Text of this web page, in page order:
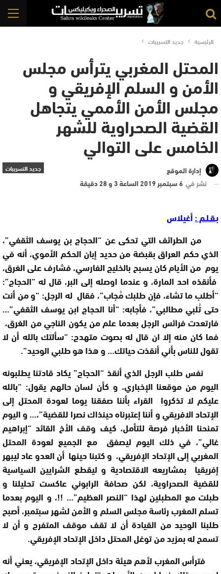
الرئيسية جديد التسريبات
المحتل المغربي يترأس مجلس
الأمن و السلم الإفريقي و
مجلس الأمن الأممي يتجاهل
القضية الصحراوية للشهر
الخامس على التوالي
جديد التسريبات
إدارة الموقع
نشر في 6 سبتمبر 2019 الساعة 3 و 28 دقيقة
بـقـلـم :أغيلاس
من الطرائف التي تحكى عن “الحجاج بن يوسف الثقفي”،
الذي حكم العراق بقبضة من حديد إبان الحكم الأموي، أنه في
يوم من الأيام كان يسبح بالخليج الفارسي، فشارف على الغرق،
فأنقذه احد المارة، و عندما اوصله إلى البر، قال له “الحجاج”:
“أطلب ما تشاء، فإن طلبك مُجاب”، فقال له الرجل: “و من أنت
حتى تُلبي مطالبي”، فأجابه: “أنا الحجاج ابن يوسف الثقفي”…
فارتعدت فرائس الرجل بعدما علم من يكون الناجي من الغرق،
فما كان منه إلا ان قال له بصوت متهدج: “سألتك بالله أن لا
تقول للناس بأني أنقذت حياتك… و هذا هو طلبي الوحيد”.
نفس طلب الرجل الذي أنقذ “الحجاج” يكاد قادتنا يطلبونه
اليوم من موقعنا الإخباري، و كأن لسان حالهم يقول: “بالله
عليكم لا تذكروا القراء بأننا صفقنا يوما لعودة المحتل إلى
الإتحاد الافريقي و أننا إعتبرناه حينذاك نصرا للقضية”،… و اليوم
تمنحنا الأخبار فرصة للتأمل، كيف وقف الأخ القائد “إبراهيم
غالي”، في ذلك اليوم ليصفق مع الجميع لعودة المحتل
المغربي إلى الإتحاد الإفريقي، و كتبنا حينها أن العدو عاد ليبهر
إفريقيا بمشاريعه الاقتصادية و ليقطع الشرايين السياسية
للقضية الصحراوية، لكن صحافة الرابوني عاكست تحليلنا و
طبلت مع المطبلين لهذا “النصر العظيم”… !!، و اليوم بعدما
تسلم المغرب رئاسة مجلس السلم و الأمن لشهر سبتمبر، أصبح
طلبنا الوحيد من القيادة أن لا تقف موقف المتفرج و أن لا
تسمح له بمزيد من توغل المحتل داخل الإتحاد الإفريقي.
فترأس المغرب لأهم هيئة داخل الإتحاد الإفريقي، يعني أنه